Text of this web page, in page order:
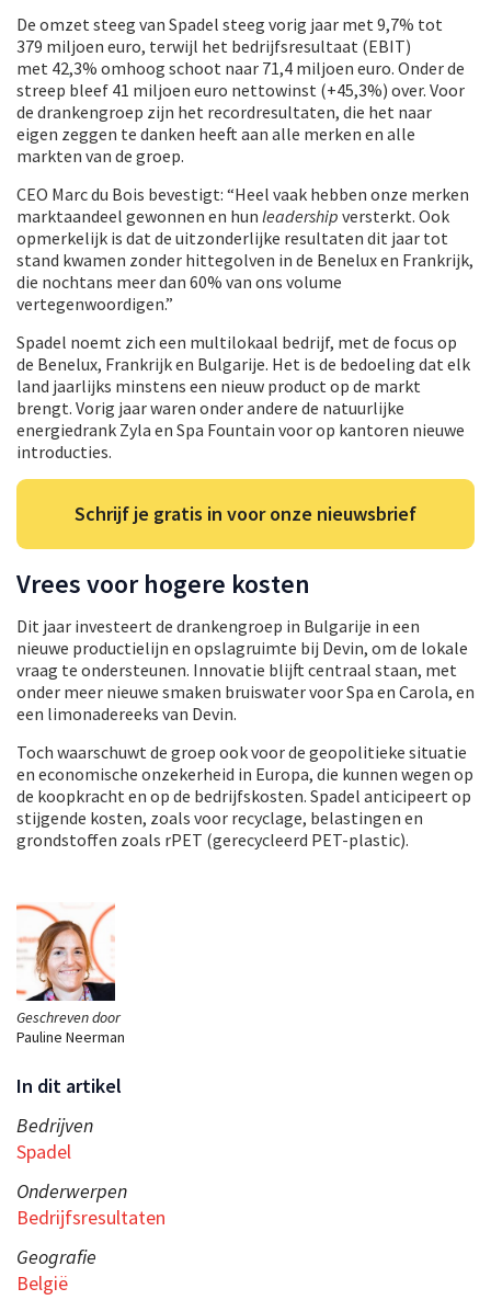
Geschreven door
Pauline Neerman
In dit artikel
Bedrijven
Spadel
Onderwerpen
Bedrijfsresultaten
Geografie
België
De omzet steeg van Spadel steeg vorig jaar met 9,7% tot
379 miljoen euro, terwijl het bedrijfsresultaat (EBIT)
met 42,3% omhoog schoot naar 71,4 miljoen euro. Onder de
streep bleef 41 miljoen euro nettowinst (+45,3%) over. Voor
de drankengroep zijn het recordresultaten, die het naar
eigen zeggen te danken heeft aan alle merken en alle
markten van de groep.
CEO Marc du Bois bevestigt: “Heel vaak hebben onze merken
marktaandeel gewonnen en hun leadership versterkt. Ook
opmerkelijk is dat de uitzonderlijke resultaten dit jaar tot
stand kwamen zonder hittegolven in de Benelux en Frankrijk,
die nochtans meer dan 60% van ons volume
vertegenwoordigen.”
Spadel noemt zich een multilokaal bedrijf, met de focus op
de Benelux, Frankrijk en Bulgarije. Het is de bedoeling dat elk
land jaarlijks minstens een nieuw product op de markt
brengt. Vorig jaar waren onder andere de natuurlijke
energiedrank Zyla en Spa Fountain voor op kantoren nieuwe
introducties.
Schrijf je gratis in voor onze nieuwsbrief
Vrees voor hogere kosten
Dit jaar investeert de drankengroep in Bulgarije in een
nieuwe productielijn en opslagruimte bij Devin, om de lokale
vraag te ondersteunen. Innovatie blijft centraal staan, met
onder meer nieuwe smaken bruiswater voor Spa en Carola, en
een limonadereeks van Devin.
Toch waarschuwt de groep ook voor de geopolitieke situatie
en economische onzekerheid in Europa, die kunnen wegen op
de koopkracht en op de bedrijfskosten. Spadel anticipeert op
stijgende kosten, zoals voor recyclage, belastingen en
grondstoffen zoals rPET (gerecycleerd PET-plastic).